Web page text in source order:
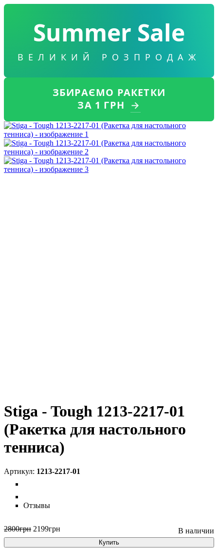
Summer Sale
ВЕЛИКИЙ РОЗПРОДАЖ
ЗБИРАЄМО РАКЕТКИ
ЗА 1 ГРН →
Stiga - Tough 1213-2217-01
(Ракетка для настольного
тенниса)
1213-2217-01
Отзывы
2800грн 2199грн
Купить